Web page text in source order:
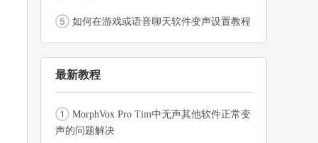
如何在游戏或语音聊天软件变声设置教程
最新教程
MorphVox Pro Tim中无声其他软件正常变
声的问题解决